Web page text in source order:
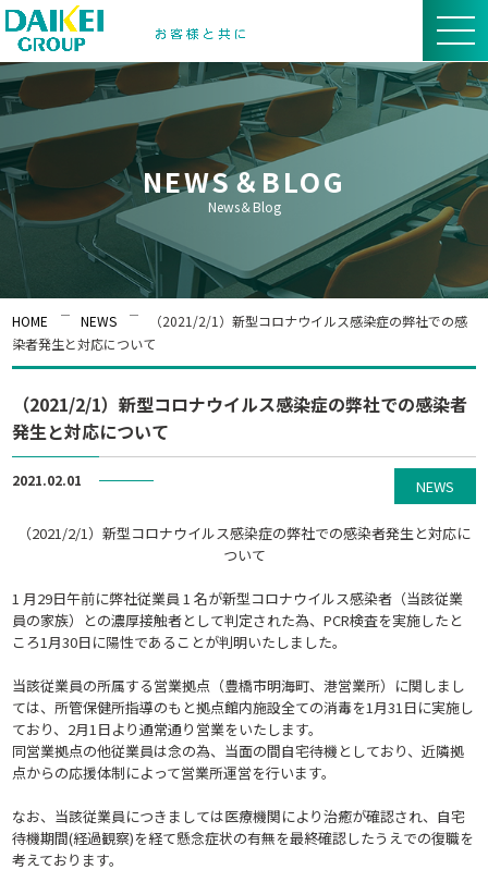
NEWS＆BLOG
News＆Blog
HOME NEWS
（2021/2/1）新型コロナウイルス感染症の弊社での感
染者発生と対応について
（2021/2/1）新型コロナウイルス感染症の弊社での感染者
発生と対応について
2021.02.01 NEWS
（2021/2/1） 新型コロナウイルス感染症の弊社での感染者発生と対応に
ついて
1 月29日午前に弊社従業員 1名が新型コロナウイルス感染者（当該従業
員の家族）との濃厚接触者として判定された為、PCR検査を実施したと
ころ1月30日に陽性であることが判明いたしました。
当該従業員の所属する営業拠点（豊橋市明海町、港営業所）に関しまし
ては、所管保健所指導のもと拠点館内施設全ての消毒を1月31日に実施し
ており、 2月1日より通常通り営業をいたします。
同営業拠点の他従業員は念の為、当面の間自宅待機としており、近隣拠
点からの応援体制によって営業所運営を行います。
なお、当該従業員につきましては医療機関により治癒が確認され、自宅
待機期間(経過観察)を経て懸念症状の有無を最終確認したうえでの復職を
考えております。